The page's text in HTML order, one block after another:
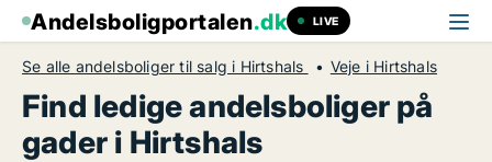
Andelsboligportalen.dk LIVE
Se alle andelsboliger til salg i Hirtshals Veje i Hirtshals
Find ledige andelsboliger på
gader i Hirtshals